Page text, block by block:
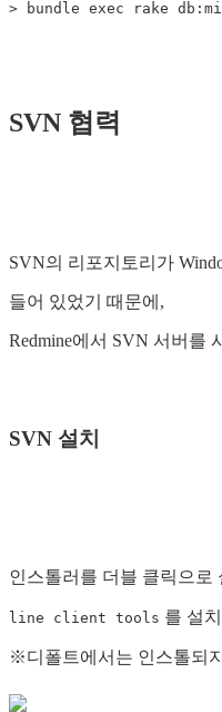
SVN 협력
SVN의 리포지토리가
들어 있었기 때문에,
Redmine에서 SVN 서버를
SVN 설치
인스톨러를 더블 클릭으로
line client tools 를 설
※디폴트에서는 인스톨되